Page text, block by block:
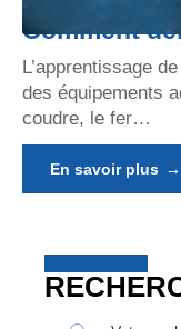
Comment
L’apprentissage
des équipements
coudre, le fer…
En savoir plus